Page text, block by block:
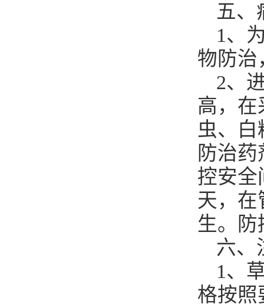
五、
1、
物防治
2、
高，在
虫、白
防治
控安全
天，在
生。防
六、
1、
格按照